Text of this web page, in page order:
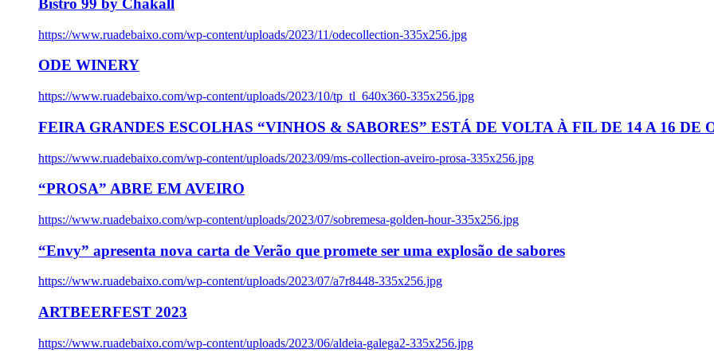
Bistro 99 by Chakall
https://www.ruadebaixo.com/wp-content/uploads/2023/11/odecollection-335x256.jpg
ODE WINERY
https://www.ruadebaixo.com/wp-content/uploads/2023/10/tp_tl_640x360-335x256.jpg
FEIRA GRANDES ESCOLHAS “VINHOS & SABORES” ESTÁ DE VOLTA À FIL DE 14 A 16 DE
https://www.ruadebaixo.com/wp-content/uploads/2023/09/ms-collection-aveiro-prosa-335x256.jpg
“PROSA” ABRE EM AVEIRO
https://www.ruadebaixo.com/wp-content/uploads/2023/07/sobremesa-golden-hour-335x256.jpg
“Envy” apresenta nova carta de Verão que promete ser uma explosão de sabores
https://www.ruadebaixo.com/wp-content/uploads/2023/07/a7r8448-335x256.jpg
ARTBEERFEST 2023
https://www.ruadebaixo.com/wp-content/uploads/2023/06/aldeia-galega2-335x256.jpg